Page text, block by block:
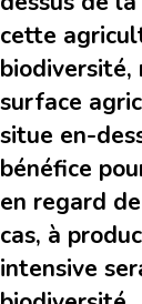
cette
biodiversité,
surface
situe en-
bénéfice
en regard
cas, à
intensive